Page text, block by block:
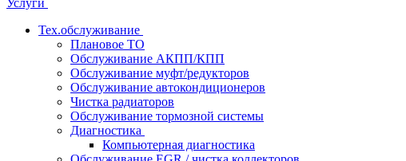
Услуги
Тех.обслуживание
Плановое ТО
Обслуживание АКПП/КПП
Обслуживание муфт/редукторов
Обслуживание автокондиционеров
Чистка радиаторов
Обслуживание тормозной системы
Диагностика
Компьютерная диагностика